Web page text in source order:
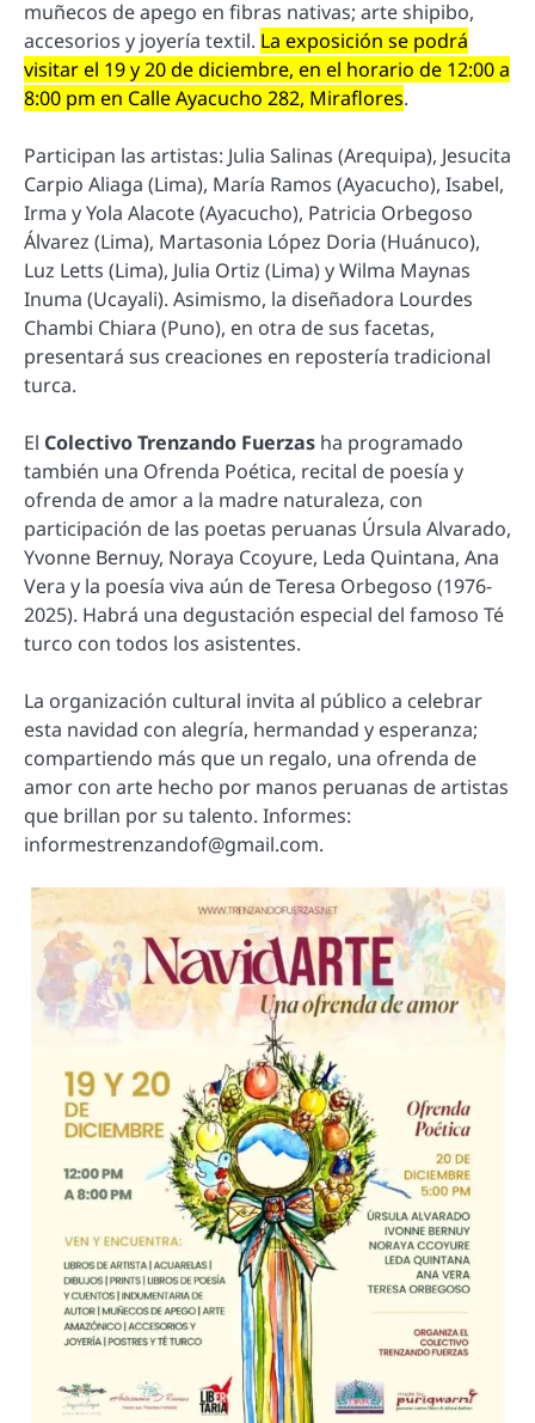
muñecos de apego en fibras nativas; arte shipibo,
accesorios y joyería textil. La exposición se podrá
visitar el 19 y 20 de diciembre, en el horario de 12:00 a
8:00 pm en Calle Ayacucho 282, Miraflores.
Participan las artistas: Julia Salinas (Arequipa), Jesucita
Carpio Aliaga (Lima), María Ramos (Ayacucho), Isabel,
Irma y Yola Alacote (Ayacucho), Patricia Orbegoso
Álvarez (Lima), Martasonia López Doria (Huánuco),
Luz Letts (Lima), Julia Ortiz (Lima) y Wilma Maynas
Inuma (Ucayali). Asimismo, la diseñadora Lourdes
Chambi Chiara (Puno), en otra de sus facetas,
presentará sus creaciones en repostería tradicional
turca.
El Colectivo Trenzando Fuerzas ha programado
también una Ofrenda Poética, recital de poesía y
ofrenda de amor a la madre naturaleza, con
participación de las poetas peruanas Úrsula Alvarado,
Yvonne Bernuy, Noraya Ccoyure, Leda Quintana, Ana
Vera y la poesía viva aún de Teresa Orbegoso (1976-
2025). Habrá una degustación especial del famoso Té
turco con todos los asistentes.
La organización cultural invita al público a celebrar
esta navidad con alegría, hermandad y esperanza;
compartiendo más que un regalo, una ofrenda de
amor con arte hecho por manos peruanas de artistas
que brillan por su talento. Informes:
informestrenzandof@gmail.com.